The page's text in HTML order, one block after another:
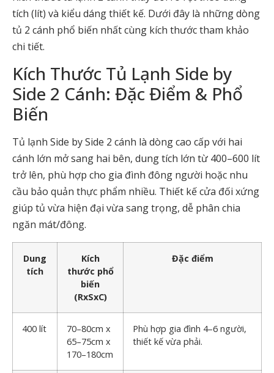
tích (lít) và kiểu dáng thiết kế. Dưới đây là những dòng
tủ 2 cánh phổ biến nhất cùng kích thước tham khảo
chi tiết.
Kích Thước Tủ Lạnh Side by
Side 2 Cánh: Đặc Điểm & Phổ
Biến
Tủ lạnh Side by Side 2 cánh là dòng cao cấp với hai
cánh lớn mở sang hai bên, dung tích lớn từ 400–600 lít
trở lên, phù hợp cho gia đình đông người hoặc nhu
cầu bảo quản thực phẩm nhiều. Thiết kế cửa đối xứng
giúp tủ vừa hiện đại vừa sang trọng, dễ phân chia
ngăn mát/đông.
Dung
tích
Kích
thước phổ
biến
(RxSxC)
Đặc điểm
400 lít
70–80cm x
65–75cm x
170–180cm
Phù hợp gia đình 4–6 người,
thiết kế vừa phải.